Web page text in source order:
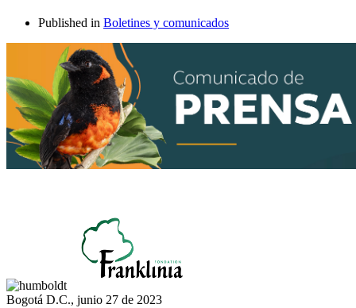
Published in Boletines y comunicados
Bogotá D.C., junio 27 de 2023